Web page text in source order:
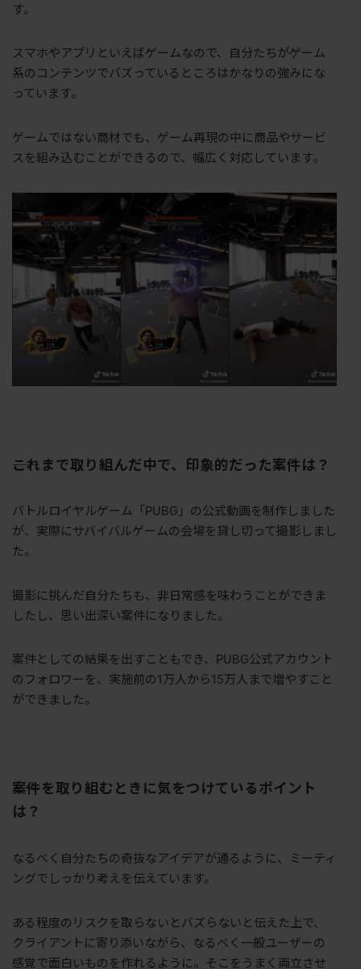
す。
スマホやアプリといえばゲームなので、自分たちがゲーム
系のコンテンツでバズっているところはかなりの強みにな
っています。
ゲームではない商材でも、ゲーム再現の中に商品やサービ
スを組み込むことができるので、幅広く対応しています。
――これまで取り組んだ中で、印象的だった案件は？
バトルロイヤルゲーム「 PUBG 」の公式動画を制作しました
が、実際にサバイバルゲームの会場を貸し切って撮影しまし
た。
撮影に挑んだ自分たちも、非日常感を味わうことができま
したし、思い出深い案件になりました。
案件としての結果を出すこともでき、 PUBG公式アカウント
のフォロワーを、実施前の 1 万人から 15 万人まで増やすこと
ができました。
――案件を取り組むときに気をつけているポイント
は？
なるべく自分たちの奇抜なアイデアが通るように、ミーティ
ングでしっかり考えを伝えています。
ある程度のリスクを取らないとバズらないと伝えた上で、
クライアントに寄り添いながら、なるべく一般ユーザーの
感覚で面白いものを作れるように。そこをうまく両立させ